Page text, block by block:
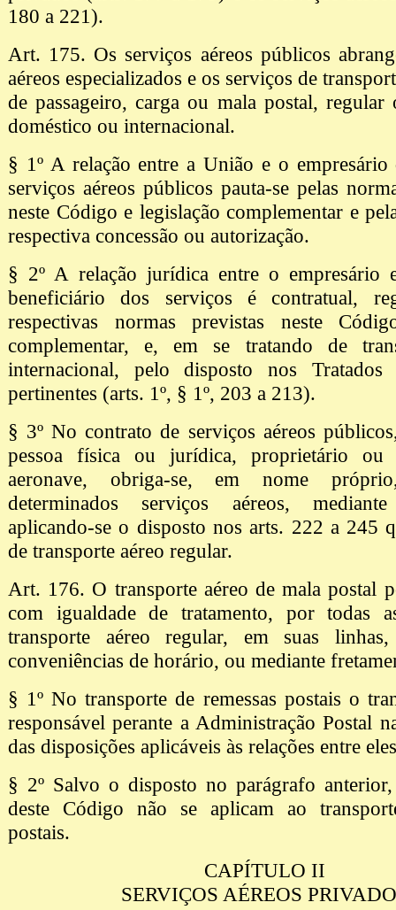
180 a 221).
Art. 175. Os serviços aéreos públicos
aéreos especializados e os serviços de
de passageiro, carga ou mala postal, regular
doméstico ou internacional.
§ 1º A relação entre a União e o
serviços aéreos públicos pauta-se pelas
neste Código e legislação complementar e
respectiva concessão ou autorização.
§ 2º A relação jurídica entre o empresário
beneficiário dos serviços é contratual,
respectivas normas previstas neste
complementar, e, em se tratando de
internacional, pelo disposto nos Tratados
pertinentes (arts. 1º, § 1º, 203 a 213).
§ 3º No contrato de serviços aéreos
pessoa física ou jurídica, proprietário ou
aeronave, obriga-se, em nome
determinados serviços aéreos, mediante
aplicando-se o disposto nos arts. 222 a 245
de transporte aéreo regular.
Art. 176. O transporte aéreo de mala postal
com igualdade de tratamento, por todas
transporte aéreo regular, em suas
conveniências de horário, ou mediante
§ 1º No transporte de remessas postais o
responsável perante a Administração Postal
das disposições aplicáveis às relações entre
§ 2º Salvo o disposto no parágrafo anterior,
deste Código não se aplicam ao
postais.
CAPÍTULO II
SERVIÇOS AÉREOS